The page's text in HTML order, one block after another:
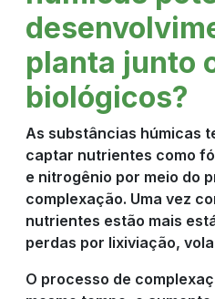
planta junto
biológicos?
As substâncias húmicas
captar nutrientes como
e nitrogênio por meio do
complexação. Uma vez
nutrientes estão mais
perdas por lixiviação,
O processo de